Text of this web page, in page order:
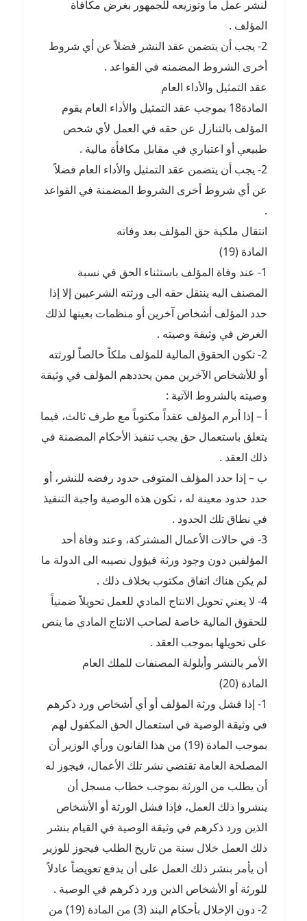
لنشر عمل ما وتوزيعه للجمهور بغرض مكافأة
المؤلف .
2- يجب أن يتضمن عقد النشر فضلاً عن أي شروط
أخرى الشروط المضمنه في القواعد .
عقد التمثيل والأداء العام
المادة18 بموجب عقد التمثيل والأداء العام يقوم
المؤلف بالتنازل عن حقه في العمل لأي شخص
طبيعي أو اعتباري في مقابل مكافأة مالية .
2- يجب أن يتضمن عقد التمثيل والأداء العام فضلاً
عن أي شروط أخرى الشروط المضمنة في القواعد
.
انتقال ملكية حق المؤلف بعد وفاته
المادة (19)
1- عند وفاة المؤلف باستثناء الحق في نسبة
المصنف اليه ينتقل حقه الى ورثته الشرعيين إلا إذا
حدد المؤلف أشخاص آخرين أو منظمات بعينها لذلك
الغرض في وثيقة وصيته .
2- تكون الحقوق المالية للمؤلف ملكاً خالصاً لورثته
أو للأشخاص الآخرين ممن يحددهم المؤلف في وثيقة
وصيته بالشروط الآتية :
أ – إذا أبرم المؤلف عقداً مكتوباً مع طرف ثالث، فيما
يتعلق باستعمال حق يجب تنفيذ الأحكام المضمنة في
ذلك العقد .
ب – إذا حدد المؤلف المتوفى حدود رفضه للنشر، أو
حدد حدود معينة له ، تكون هذه الوصية واجبة التنفيذ
في نطاق تلك الحدود .
3- في حالات الأعمال المشتركة، وعند وفاة أحد
المؤلفين دون وجود ورثة فيؤول نصيبه الى الدولة ما
لم يكن هناك اتفاق مكتوب بخلاف ذلك .
4- لا يعني تحويل الانتاج المادي للعمل تحويلاً ضمنياً
للحقوق المالية خاصة لصاحب الانتاج المادي ما ينص
على تحويلها بموجب العقد .
الأمر بالنشر وأيلولة المصنفات للملك العام
المادة (20)
1- إذا فشل ورثة المؤلف أو أي أشخاص ورد ذكرهم
في وثيقة الوصية في استعمال الحق المكفول لهم
بموجب المادة (19) من هذا القانون ورأي الوزير أن
المصلحة العامة تقتضي نشر تلك الأعمال، فيجوز له
أن يطلب من الورثة بموجب خطاب مسجل أن
ينشروا ذلك العمل، فإذا فشل الورثة أو الأشخاص
الذين ورد ذكرهم في وثيقة الوصية في القيام بنشر
ذلك العمل خلال سنة من تاريخ الطلب فيجوز للوزير
أن يأمر بنشر ذلك العمل على أن يدفع تعويضاً عادلاً
للورثة أو الأشخاص الذين ورد ذكرهم في الوصية .
2- دون الإخلال بأحكام البند (3) من المادة (19) من